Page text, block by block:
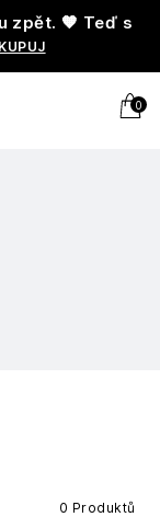
zpět. 🧡 Teď s
0
0 Produktů